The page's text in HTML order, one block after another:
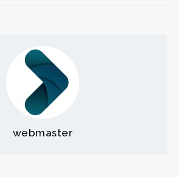
webmaster